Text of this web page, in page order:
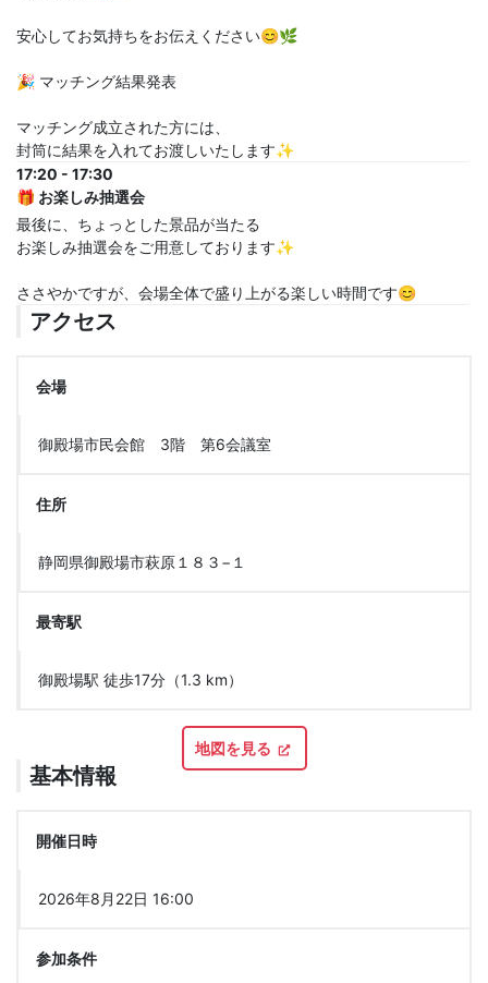
安心してお気持ちをお伝えください😊🌿
🎉 マッチング結果発表
マッチング成立された方には、
封筒に結果を入れてお渡しいたします✨
17:20 - 17:30
🎁 お楽しみ抽選会
最後に、ちょっとした景品が当たる
お楽しみ抽選会をご用意しております✨
ささやかですが、会場全体で盛り上がる楽しい時間です😊
アクセス
会場
御殿場市民会館 3階 第6会議室
住所
静岡県御殿場市萩原１８３−１
最寄駅
御殿場駅 徒歩17分（1.3 km）
地図を見る
基本情報
開催日時
2026年8月22日 16:00
参加条件